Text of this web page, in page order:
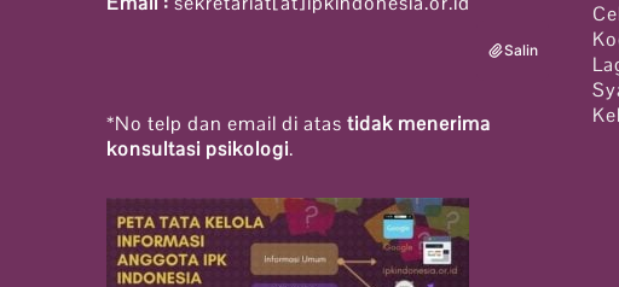
Salin
*No telp dan email di atastidak menerima
konsultasi psikologi.